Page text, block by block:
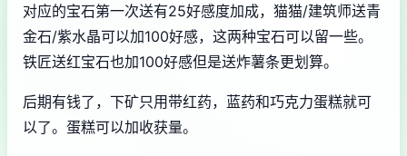
对应的宝石第一次送有25好感度加成，猫猫/建筑师送青
金石/紫水晶可以加100好感，这两种宝石可以留一些。
铁匠送红宝石也加100好感但是送炸薯条更划算。
后期有钱了，下矿只用带红药，蓝药和巧克力蛋糕就可
以了。蛋糕可以加收获量。